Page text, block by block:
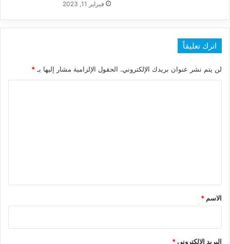
فبراير 11, 2023
اترك تعليقاً
لن يتم نشر عنوان بريدك الإلكتروني. الحقول الإلزامية مشار إليها بـ*
*
الاسم *
البريد الإلكتروني*